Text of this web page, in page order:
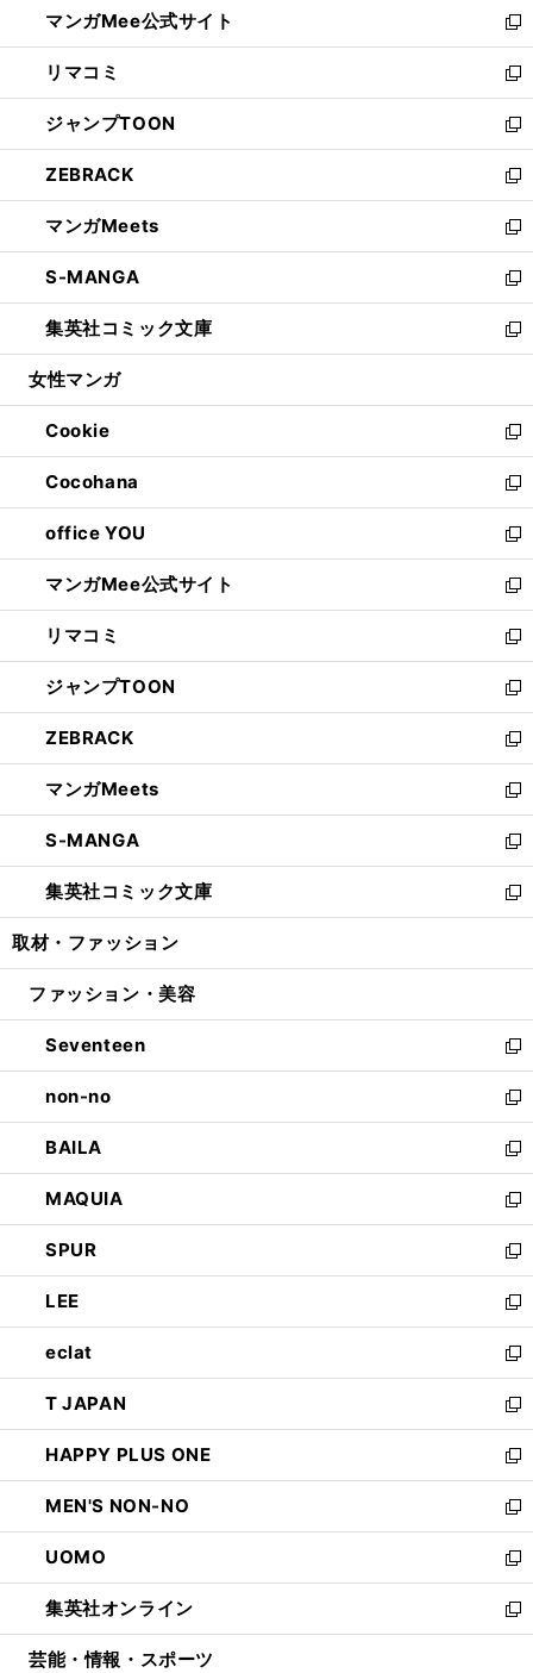
く
ド
ウ
で
開
く
ィ
ン
ド
ウ
で
開
く
い
ウ
ィ
ン
ド
ウ
で
開
く
マンガMee公式サイト
新
し
い
ウ
ィ
ン
ド
ウ
で
開
く
リマコミ
新
し
い
ウ
ィ
ン
ド
ウ
で
開
く
ジャンプTOON
新
し
い
ウ
ィ
ン
ド
ウ
で
開
ZEBRACK
新
し
い
ウ
ィ
ン
ド
ウ
開
く
マンガMeets
新
し
い
ウ
ィ
ン
ウ
で
開
く
S-MANGA
新
し
い
ウ
ン
ド
ウ
で
開
く
集英社コミック文庫
新
し
ウ
ィ
ン
ド
ウ
で
開
く
女性マンガ
Cookie
新
し
い
ウ
ィ
ン
ド
ウ
で
開
く
Cocohana
新
し
い
ウ
ィ
ン
ド
ウ
で
開
く
office YOU
新
し
い
ウ
ィ
ン
ド
ウ
で
開
く
マンガMee公式サイト
新
し
い
ウ
ィ
ン
ド
ウ
で
開
く
リマコミ
新
し
い
ウ
ィ
ン
ド
ウ
で
開
く
ジャンプTOON
新
し
い
ウ
ィ
ン
ド
ウ
で
開
ZEBRACK
新
し
い
ウ
ィ
ン
ド
ウ
開
マンガMeets
新
し
い
ウ
ィ
ン
ウ
開
く
S-MANGA
新
し
い
ウ
ン
ウ
で
開
く
集英社コミック文庫
新
し
ウ
ン
ド
ウ
で
開
く
取材・ファッション
ファッション・美容
Seventeen
新
し
い
ウ
ィ
ン
ド
ウ
で
開
く
non-no
新
し
い
ウ
ィ
ン
ド
ウ
で
開
く
BAILA
新
し
い
ウ
ィ
ン
ド
ウ
で
開
く
MAQUIA
新
し
い
ウ
ィ
ン
ド
ウ
で
開
く
SPUR
新
し
い
ウ
ィ
ン
ド
ウ
で
開
く
LEE
新
し
い
ウ
ィ
ン
ド
ウ
で
開
く
eclat
新
し
い
ウ
ィ
ン
ド
ウ
で
開
く
T JAPAN
新
し
い
ウ
ィ
ン
ド
ウ
で
開
HAPPY PLUS ONE
新
し
い
ウ
ィ
ン
ド
ウ
MEN'S NON-NO
新
し
い
ウ
ィ
ン
UOMO
新
し
い
ウ
集英社オンライン
新
し
芸能・情報・スポーツ